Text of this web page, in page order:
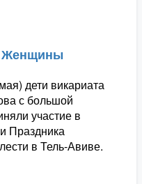
Женщины
дети викариата
с большой
участие в
Праздника
в Тель-Авиве.